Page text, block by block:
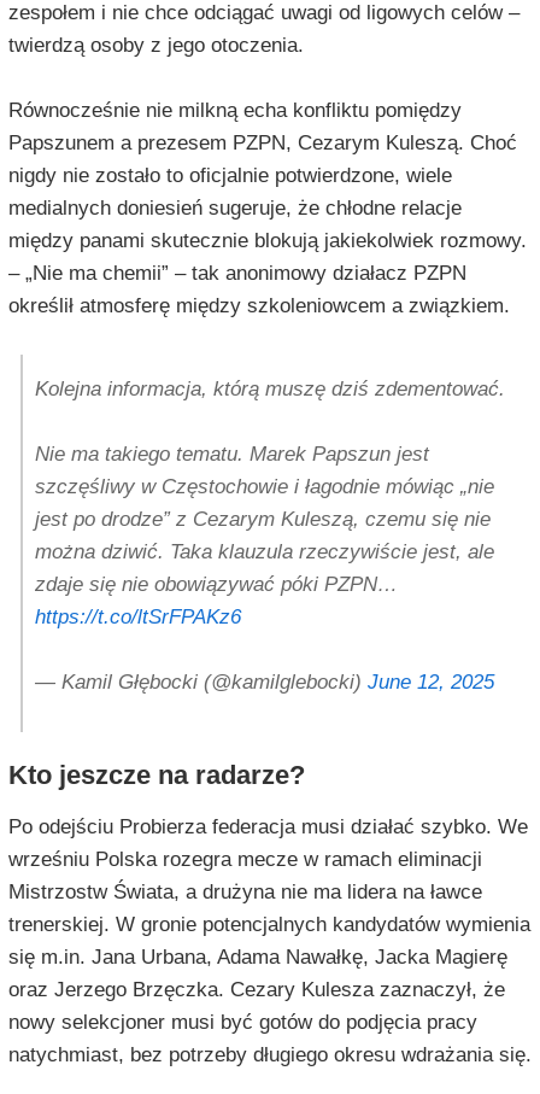
zespołem i nie chce odciągać uwagi od ligowych celów–
twierdzą osoby z jego otoczenia.
Równocześnie nie milkną echa konfliktu pomiędzy
Papszunem a prezesem PZPN, Cezarym Kuleszą. Choć
nigdy nie zostało to oficjalnie potwierdzone, wiele
medialnych doniesień sugeruje, że chłodne relacje
między panami skutecznie blokują jakiekolwiek rozmowy.
– „Nie ma chemii” – tak anonimowy działacz PZPN
określił atmosferę między szkoleniowcem a związkiem.
Kolejna informacja, którą muszę dziś zdementować.
Nie ma takiego tematu. Marek Papszun jest
szczęśliwy w Częstochowie i łagodnie mówiąc „nie
jest po drodze” z Cezarym Kuleszą, czemu się nie
można dziwić. Taka klauzula rzeczywiście jest, ale
zdaje się nie obowiązywać póki PZPN…
https://t.co/ltSrFPAKz6
— Kamil Głębocki (@kamilglebocki) June 12, 2025
Kto jeszcze na radarze?
Po odejściu Probierza federacja musi działać szybko. We
wrześniu Polska rozegra mecze w ramach eliminacji
Mistrzostw Świata, a drużyna nie ma lidera na ławce
trenerskiej. W gronie potencjalnych kandydatów wymienia
się m.in. Jana Urbana, Adama Nawałkę, Jacka Magierę
oraz Jerzego Brzęczka. Cezary Kulesza zaznaczył, że
nowy selekcjoner musi być gotów do podjęcia pracy
natychmiast, bez potrzeby długiego okresu wdrażania się.